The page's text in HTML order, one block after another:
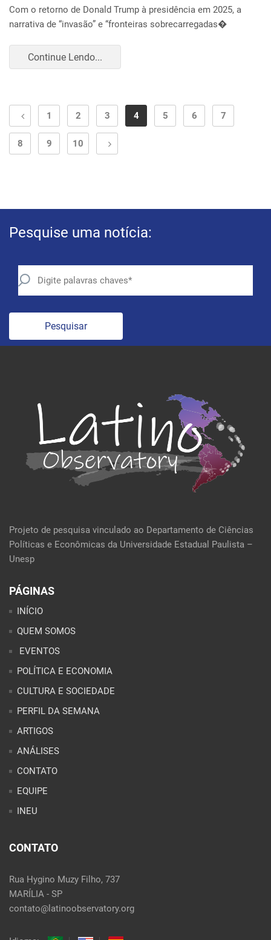
Com o retorno de Donald Trump à presidência em 2025, a
narrativa de “invasão” e “fronteiras sobrecarregadas�
Continue Lendo...
1 2 3 4 5 6 7
8 9 10
Pesquise uma notícia:
Pesquisar
Projeto de pesquisa vinculado ao Departamento de Ciências
Políticas e Econômicas da Universidade Estadual Paulista –
Unesp
PÁGINAS
INÍCIO
QUEM SOMOS
EVENTOS
POLÍTICA E ECONOMIA
CULTURA E SOCIEDADE
PERFIL DA SEMANA
ARTIGOS
ANÁLISES
CONTATO
EQUIPE
INEU
CONTATO
Rua Hygino Muzy Filho, 737
MARÍLIA - SP
contato@latinoobservatory.org